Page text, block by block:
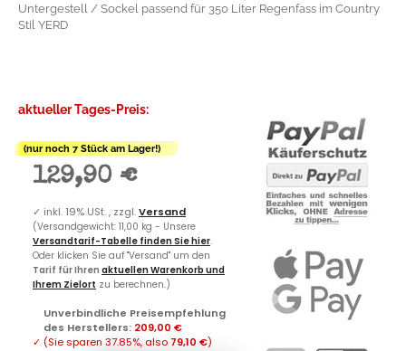
Untergestell / Sockel passend für 350 Liter Regenfass im Country
Stil YERD
aktueller Tages-Preis:
(nur noch 7 Stück am Lager!)
129,90 €
✓ inkl. 19% USt. , zzgl.Versand
(Versandgewicht: 11,00 kg - Unsere
Versandtarif-Tabelle finden Sie hier.
Oder klicken Sie auf "Versand" um den
Tarif für Ihren aktuellen Warenkorb und
Ihrem Zielort zu berechnen.)
Unverbindliche Preisempfehlung
des Herstellers: 209,00 €
✓ (Sie sparen 37.85%, also 79,10 €)